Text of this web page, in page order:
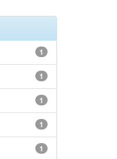
1
1
1
1
1